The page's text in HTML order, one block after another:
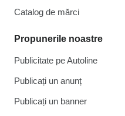
Catalog de mărcі
Propunerile noastre
Publicitate pe Autoline
Publicați un anunț
Publicați un banner